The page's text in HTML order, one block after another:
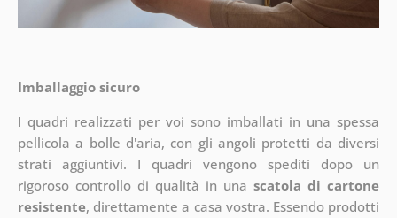
Imballaggio sicuro
I quadri realizzati per voi sono imballati in una spessa
pellicola a bolle d'aria, con gli angoli protetti da diversi
strati aggiuntivi. I quadri vengono spediti dopo un
rigoroso controllo di qualità in unascatola di cartone
resistente, direttamente a casa vostra. Essendo prodotti